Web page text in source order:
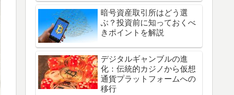
暗号資産取引所はどう選
ぶ？投資前に知っておくべ
きポイントを解説
デジタルギャンブルの進
化：伝統的カジノから仮想
通貨プラットフォームへの
移行